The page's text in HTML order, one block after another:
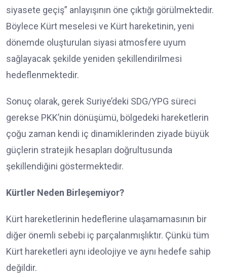
siyasete geçiş” anlayışının öne çıktığı görülmektedir.
Böylece Kürt meselesi ve Kürt hareketinin, yeni
dönemde oluşturulan siyasi atmosfere uyum
sağlayacak şekilde yeniden şekillendirilmesi
hedeflenmektedir.
Sonuç olarak, gerek Suriye’deki SDG/YPG süreci
gerekse PKK’nin dönüşümü, bölgedeki hareketlerin
çoğu zaman kendi iç dinamiklerinden ziyade büyük
güçlerin stratejik hesapları doğrultusunda
şekillendiğini göstermektedir.
Kürtler Neden Birleşemiyor?
Kürt hareketlerinin hedeflerine ulaşamamasının bir
diğer önemli sebebi iç parçalanmışlıktır. Çünkü tüm
Kürt hareketleri aynı ideolojiye ve aynı hedefe sahip
değildir.